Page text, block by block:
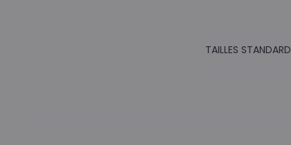
TAILLES STANDARD